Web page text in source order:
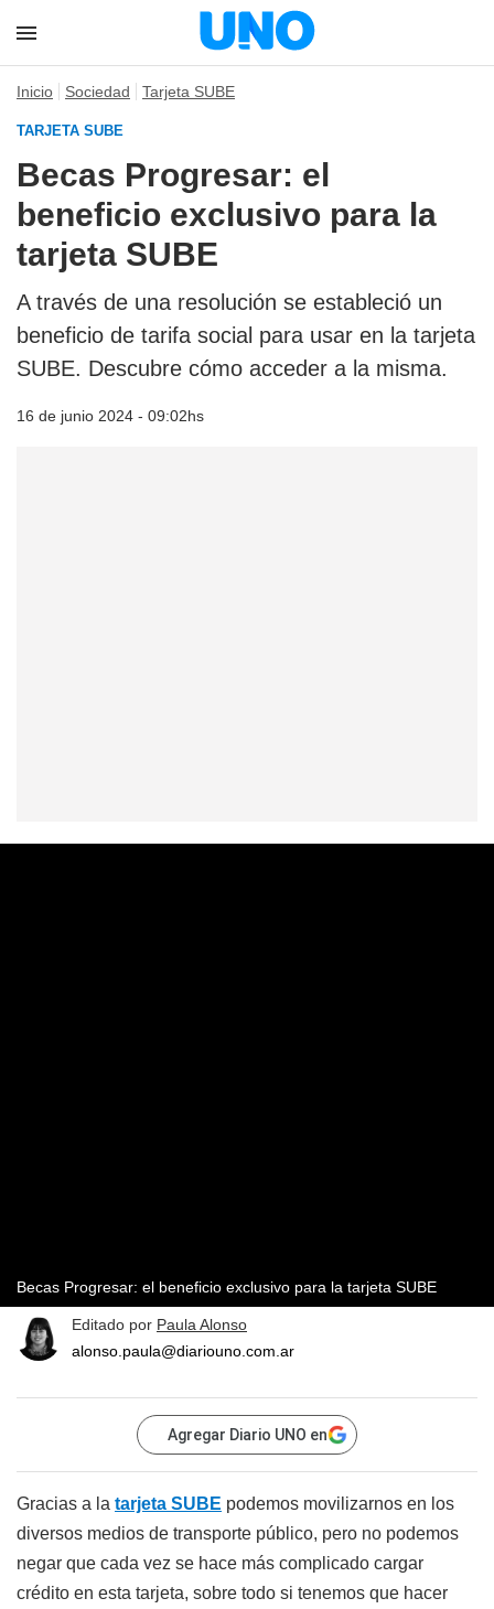
Inicio Sociedad Tarjeta SUBE
TARJETA SUBE
Becas Progresar: el
beneficio exclusivo para la
tarjeta SUBE
A través de una resolución se estableció un
beneficio de tarifa social para usar en la tarjeta
SUBE. Descubre cómo acceder a la misma.
16 de junio 2024 - 09:02hs
Becas Progresar: el beneficio exclusivo para la tarjeta SUBE
Editado por Paula Alonso
alonso.paula@diariouno.com.ar
Agregar Diario UNO en
Gracias a la tarjeta SUBE podemos movilizarnos en los
diversos medios de transporte público, pero no podemos
negar que cada vez se hace más complicado cargar
crédito en esta tarjeta, sobre todo si tenemos que hacer